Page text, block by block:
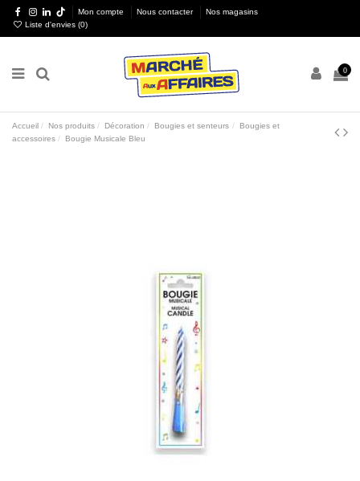
Mon compte Nous contacter
Nos magasins
Liste d'envies (0)
0
Accueil Nos produits Décoration Bougies et senteurs
Bougies et
accessoires
Bougie Musicale Bleu